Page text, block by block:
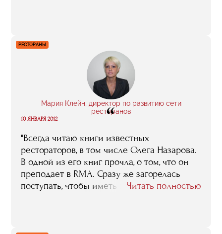
РЕСТОРАНЫ
Мария Клейн, директор по развитию сети
ресторанов
“
10 ЯНВАРЯ 2012
"Всегда читаю книги известных
рестораторов, в том числе Олега Назарова.
В одной из его книг прочла, о том, что он
преподает в RMA. Сразу же загорелась
поступать, чтобы иметь возможность
Читать полностью